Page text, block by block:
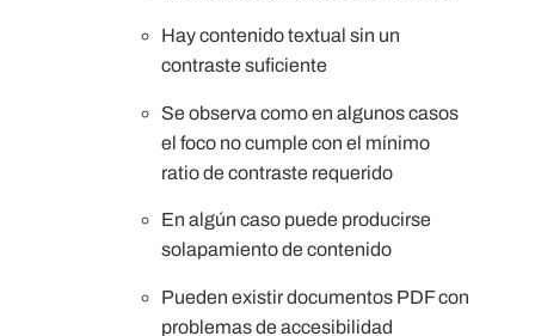
Hay contenido textual sin un
contraste suficiente
Se observa como en algunos casos
el foco no cumple con el mínimo
ratio de contraste requerido
En algún caso puede producirse
solapamiento de contenido
Pueden existir documentos PDF con
problemas de accesibilidad